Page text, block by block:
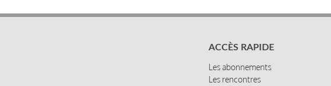
ACCÈS RAPIDE
Les abonnements
Les rencontres